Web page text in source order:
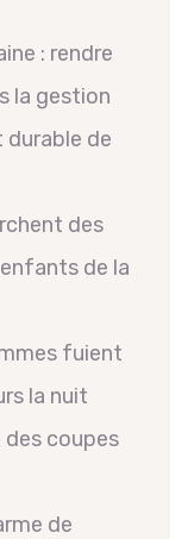
: rendre
la gestion
durable de
des
de la
fuient
la nuit
coupes
de